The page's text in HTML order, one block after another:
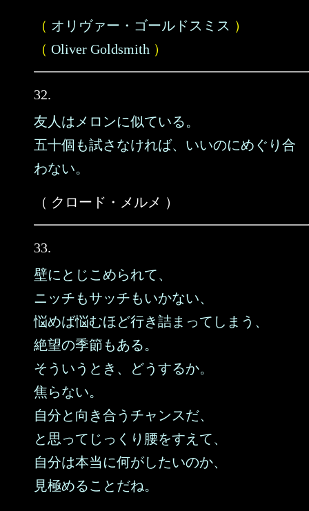
（ オリヴァー・ゴールドスミス ）
（ Oliver Goldsmith ）
32.
友人はメロンに似ている。
五十個も試さなければ、いいのにめぐり合
わない。
（ クロード・メルメ ）
33.
壁にとじこめられて、
ニッチもサッチもいかない、
悩めば悩むほど行き詰まってしまう、
絶望の季節もある。
そういうとき、どうするか。
焦らない。
自分と向き合うチャンスだ、
と思ってじっくり腰をすえて、
自分は本当に何がしたいのか、
見極めることだね。